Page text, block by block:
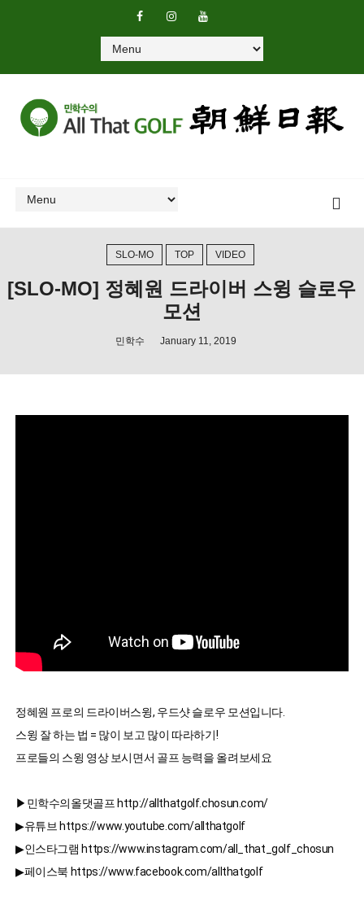
SLO-MO TOP VIDEO
[SLO-MO] 정혜원 드라이버 스윙 슬로우
모션
민학수 January 11, 2019
정혜원 프로의 드라이버스윙, 우드샷 슬로우 모션입니다.
스윙 잘 하는 법 = 많이 보고 많이 따라하기!
프로들의 스윙 영상 보시면서 골프 능력을 올려보세요
▶민학수의올댓골프 http://allthatgolf.chosun.com/
▶유튜브 https://www.youtube.com/allthatgolf
▶인스타그램 https://www.instagram.com/all_that_golf_chosun
▶페이스북 https://www.facebook.com/allthatgolf